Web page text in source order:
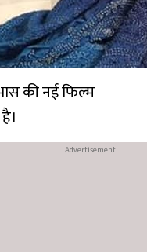
की नई फिल्म